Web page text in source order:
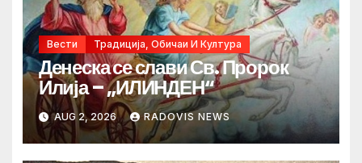
Вести Традиција, Обичаи И Култура
Денеска се слави Св. Пророк
Илија – „ИЛИНДЕН“
AUG 2, 2026 RADOVIS NEWS